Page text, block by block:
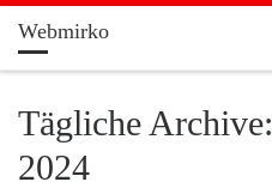
Zum Inhalt springen
Webmirko
Tägliche Archive:
2024